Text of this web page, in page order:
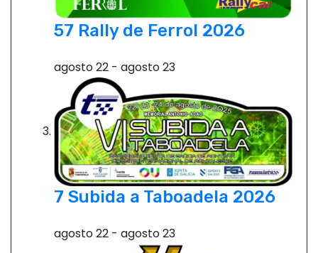
r
a
d
a
s
57 Rally de Ferrol 2026
agosto 22 - agosto 23
7 Subida a Taboadela 2026
agosto 22 - agosto 23